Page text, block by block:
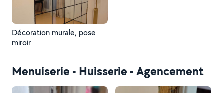
Décoration murale, pose
miroir
Menuiserie - Huisserie - Agencement